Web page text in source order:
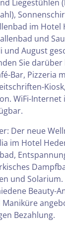
Liegestühlen
im Hotel
und
und August
Sie
Bar, Pizzeria
WiFi-
Der neue
im Hotel
und
Beauty-
Maniküre
Bezahlung.